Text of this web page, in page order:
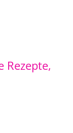
Rezepte,